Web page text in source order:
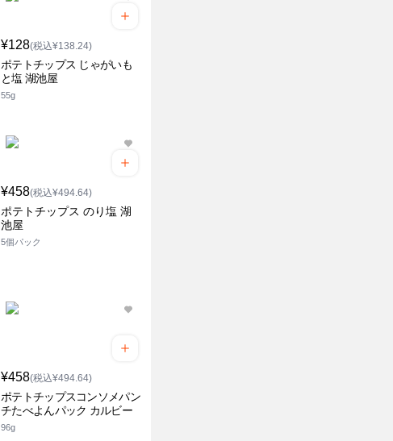
¥128(税込¥138.24)
ポテトチップス じゃがいも
と塩 湖池屋
55g
¥458(税込¥494.64)
ポテトチップス のり塩 湖
池屋
5個パック
¥458(税込¥494.64)
ポテトチップスコンソメパン
チたべよんパック カルビー
96g